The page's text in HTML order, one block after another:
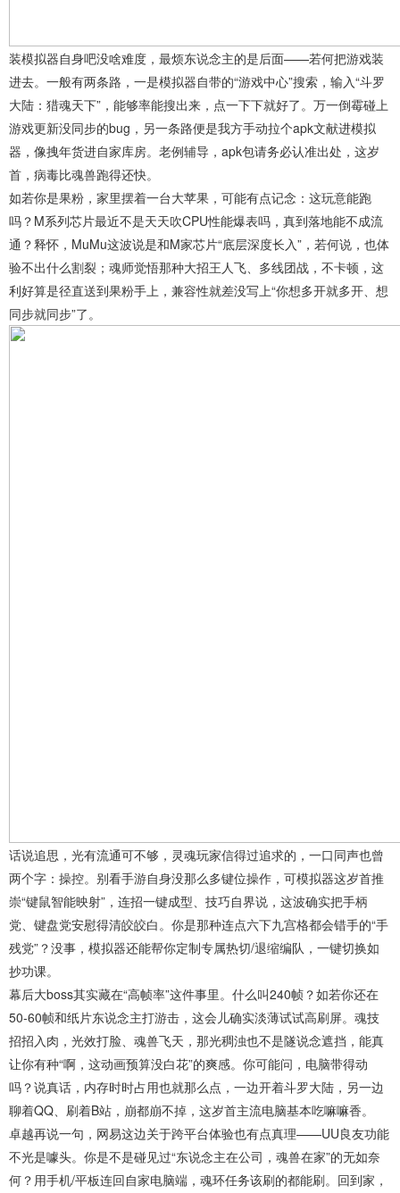
装模拟器自身吧没啥难度，最烦东说念主的是后面——若何把游戏装
进去。一般有两条路，一是模拟器自带的“游戏中心”搜索，输入“斗罗
大陆：猎魂天下”，能够率能搜出来，点一下下就好了。万一倒霉碰上
游戏更新没同步的bug，另一条路便是我方手动拉个apk文献进模拟
器，像拽年货进自家库房。老例辅导，apk包请务必认准出处，这岁
首，病毒比魂兽跑得还快。
如若你是果粉，家里摆着一台大苹果，可能有点记念：这玩意能跑
吗？M系列芯片最近不是天天吹CPU性能爆表吗，真到落地能不成流
通？释怀，MuMu这波说是和M家芯片“底层深度长入”，若何说，也体
验不出什么割裂；魂师觉悟那种大招王人飞、多线团战，不卡顿，这
利好算是径直送到果粉手上，兼容性就差没写上“你想多开就多开、想
同步就同步”了。
话说追思，光有流通可不够，灵魂玩家信得过追求的，一口同声也曾
两个字：操控。别看手游自身没那么多键位操作，可模拟器这岁首推
崇“键鼠智能映射”，连招一键成型、技巧自界说，这波确实把手柄
党、键盘党安慰得清皎皎白。你是那种连点六下九宫格都会错手的“手
残党”？没事，模拟器还能帮你定制专属热切/退缩编队，一键切换如
抄功课。
幕后大boss其实藏在“高帧率”这件事里。什么叫240帧？如若你还在
50-60帧和纸片东说念主打游击，这会儿确实淡薄试试高刷屏。魂技
招招入肉，光效打脸、魂兽飞天，那光稠浊也不是隧说念遮挡，能真
让你有种“啊，这动画预算没白花”的爽感。你可能问，电脑带得动
吗？说真话，内存时时占用也就那么点，一边开着斗罗大陆，另一边
聊着QQ、刷着B站，崩都崩不掉，这岁首主流电脑基本吃嘛嘛香。
卓越再说一句，网易这边关于跨平台体验也有点真理——UU良友功能
不光是噱头。你是不是碰见过“东说念主在公司，魂兽在家”的无如奈
何？用手机/平板连回自家电脑端，魂环任务该刷的都能刷。回到家，